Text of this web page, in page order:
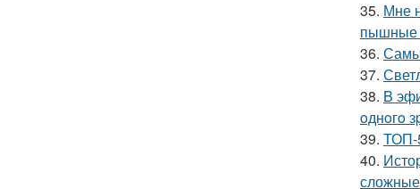
35. Мне
пышные
36.
37.
38. B
oднoгo
39. ТОП-
40.
сложные